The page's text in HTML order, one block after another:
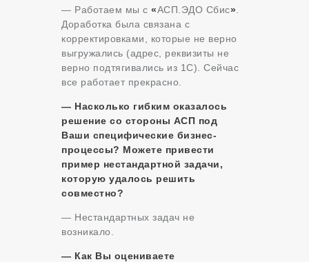
— Работаем мы с «АСП.ЭДО Сбис»
Доработка была связана с
корректировками, которые не верно
выгружались (адрес, реквизиты не
верно подтягивались из 1С). Сейчас
все работает прекрасно.
— Насколько гибким оказалось
решение со стороны АСП под
Ваши специфические бизнес-
процессы? Можете привести
пример нестандартной задачи,
которую удалось решить
совместно?
— Нестандартных задач не
возникало.
— Как Вы оцениваете